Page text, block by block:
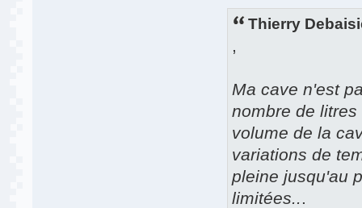
Thierry
,
Ma cave n'est
nombre de
volume de la
variations de
pleine jusqu'au
limitées...